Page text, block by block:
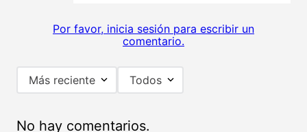
Por favor, inicia sesión para escribir un
comentario.
Más reciente Todos
No hay comentarios.